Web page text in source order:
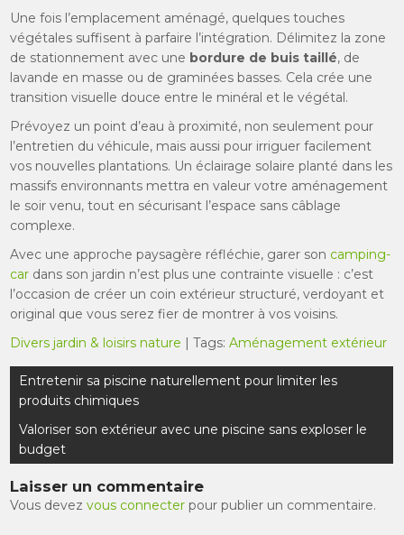
Une fois l’emplacement aménagé, quelques touches
végétales suffisent à parfaire l’intégration. Délimitez la zone
de stationnement avec une bordure de buis taillé, de
lavande en masse ou de graminées basses. Cela crée une
transition visuelle douce entre le minéral et le végétal.
Prévoyez un point d’eau à proximité, non seulement pour
l’entretien du véhicule, mais aussi pour irriguer facilement
vos nouvelles plantations. Un éclairage solaire planté dans les
massifs environnants mettra en valeur votre aménagement
le soir venu, tout en sécurisant l’espace sans câblage
complexe.
Avec une approche paysagère réfléchie, garer son camping-
car dans son jardin n’est plus une contrainte visuelle : c’est
l’occasion de créer un coin extérieur structuré, verdoyant et
original que vous serez fier de montrer à vos voisins.
Divers jardin & loisirs nature | Tags:Aménagement extérieur
Navigation
de
l’article
Entretenir sa piscine naturellement pour limiter les
produits chimiques
Valoriser son extérieur avec une piscine sans exploser le
budget
Laisser un commentaire
Vous devezvous connecter pour publier un commentaire.